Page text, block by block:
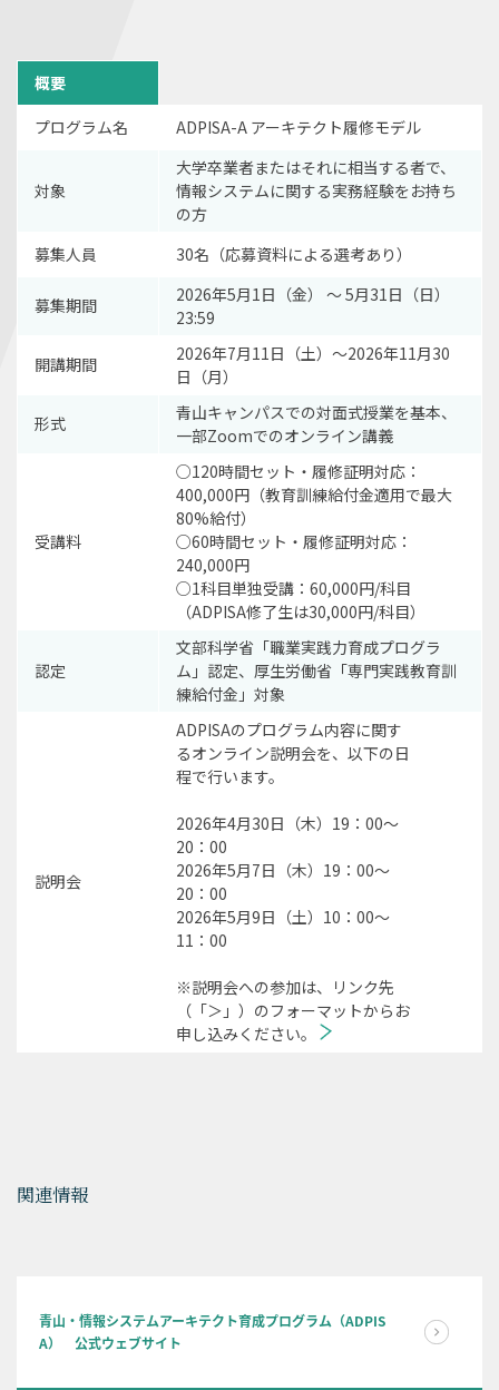
概要
プログラム名
ADPISA-A アーキテクト履修モデル
対象
大学卒業者またはそれに相当する者で、
情報システムに関する実務経験をお持ち
の方
募集人員
30名（応募資料による選考あり）
募集期間
2026年5月1日（金） 〜 5月31日（日）
23:59
開講期間
2026年7月11日（土）～2026年11月30
日（月）
形式
青山キャンパスでの対面式授業を基本、
一部Zoomでのオンライン講義
受講料
○120時間セット・履修証明対応：
400,000円（教育訓練給付金適用で最大
80%給付）
○60時間セット・履修証明対応：
240,000円
○1科目単独受講：60,000円/科目
（ADPISA修了生は30,000円/科目）
認定
文部科学省「職業実践力育成プログラ
ム」認定、厚生労働省「専門実践教育訓
練給付金」対象
説明会
ADPISAのプログラム内容に関す
るオンライン説明会を、以下の日
程で行います。
2026年4月30日（木）19：00～
20：00
2026年5月7日（木）19：00～
20：00
2026年5月9日（土）10：00～
11：00
※説明会への参加は、リンク先
（「＞」）のフォーマットからお
申し込みください。
関連情報
青山・情報システムアーキテクト育成プログラム（ADPIS
A） 公式ウェブサイト